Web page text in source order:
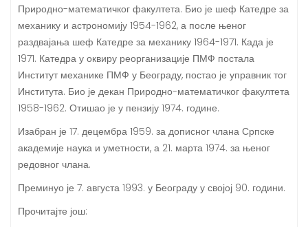
Природно-математичког факултета. Био је шеф Катедре за
механику и астрономију 1954-1962, а после њеног
раздвајања шеф Катедре за механику 1964-1971. Када је
1971. Катедра у оквиру реорганизације ПМФ постала
Институт механике ПМФ у Београду, постао је управник тог
Института. Био је декан Природно-математичког факултета
1958-1962. Отишао је у пензију 1974. године.
Изабран је 17. децембра 1959. за дописног члана Српске
академије наука и уметности, а 21. марта 1974. за њеног
редовног члана.
Преминуо је 7. августа 1993. у Београду у својој 90. години.
Прочитајте још: